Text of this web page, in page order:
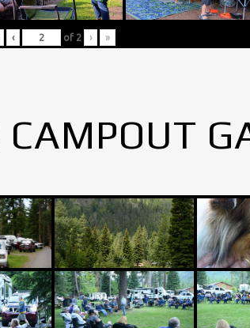
‹ of 2 › »